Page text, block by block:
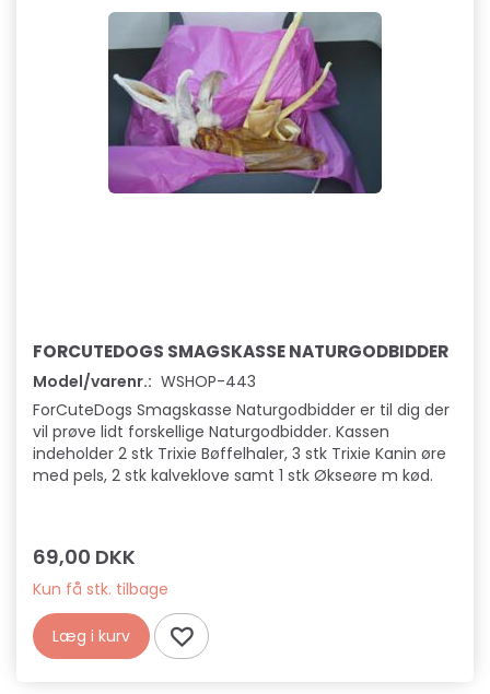
FORCUTEDOGS SMAGSKASSE NATURGODBIDDER
Model/varenr.: WSHOP-443
ForCuteDogs Smagskasse Naturgodbidder er til dig der
vil prøve lidt forskellige Naturgodbidder. Kassen
indeholder 2 stk Trixie Bøffelhaler, 3 stk Trixie Kanin øre
med pels, 2 stk kalveklove samt 1 stk Økseøre m kød.
69,00 DKK
Kun få stk. tilbage
Læg i kurv